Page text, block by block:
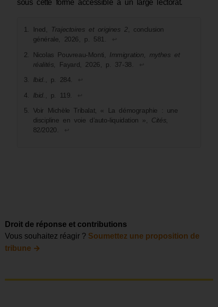
sous cette forme accessible à un large lectorat.
Ined, Trajectoires et origines 2 , conclusion
générale, 2026, p. 581.
Nicolas Pouvreau-Monti, Immigration, mythes et
réalités , Fayard, 2026, p. 37-38.
Ibid. , p. 284.
Ibid. , p. 119.
Voir Michèle Tribalat, « La démographie : une
discipline en voie d’auto-liquidation », Cités
82/2020.
Droit de réponse et contributions
Vous souhaitez réagir ? Soumettez une proposition de
tribune →